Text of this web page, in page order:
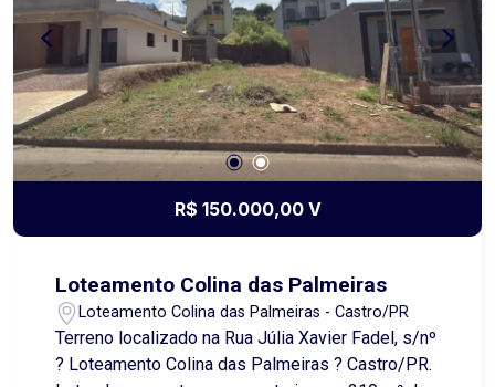
natural. Uma excelente opção para quem busca
um local privilegiado para construir, com fácil
acesso e grande potencial de valorização. Entre
em contato para mais informações e agende uma
visita!
R$ 150.000,00 V
Loteamento Colina das Palmeiras
Loteamento Colina das Palmeiras - Castro/PR
Terreno localizado na Rua Júlia Xavier Fadel, s/nº
? Loteamento Colina das Palmeiras ? Castro/PR.